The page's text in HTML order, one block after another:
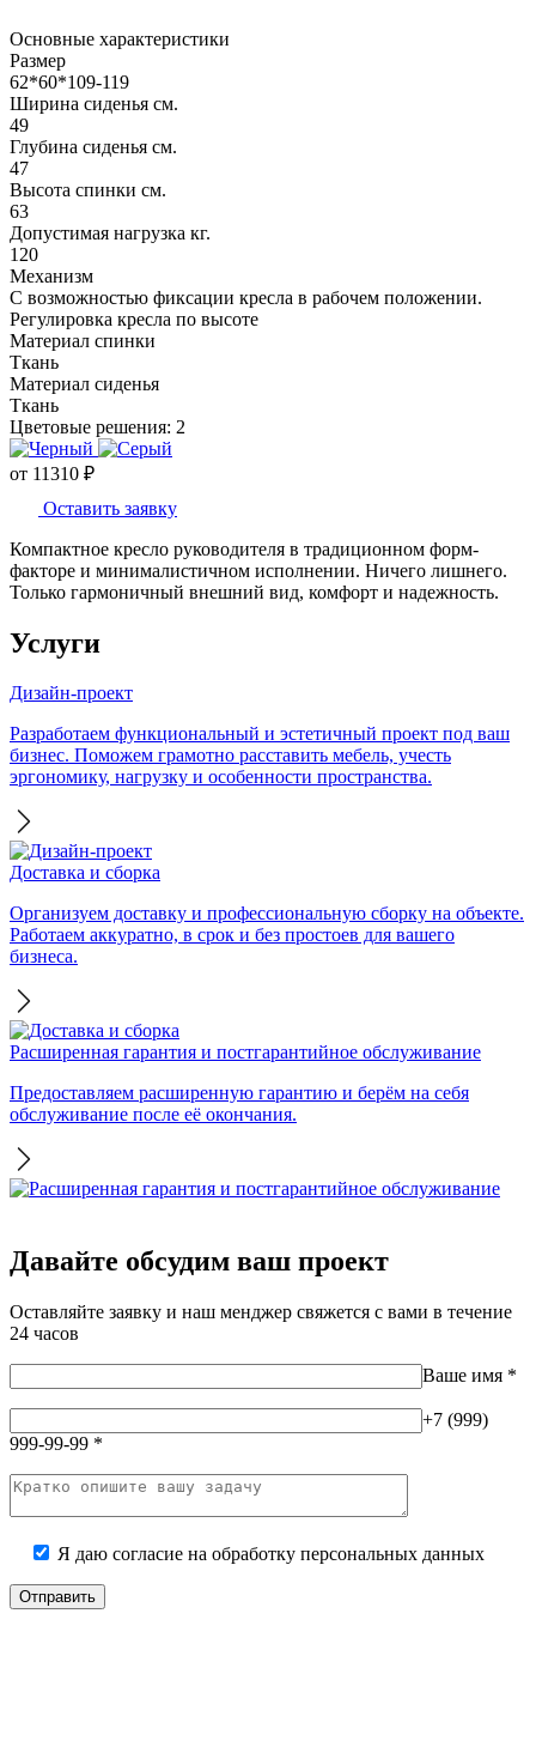
Основные характеристики
Размер
62*60*109-119
Ширина сиденья см.
49
Глубина сиденья см.
47
Высота спинки см.
63
Допустимая нагрузка кг.
120
Механизм
С возможностью фиксации кресла в рабочем положении.
Регулировка кресла по высоте
Материал спинки
Ткань
Материал сиденья
Ткань
Цветовые решения: 2
от 11310 ₽
Оставить заявку
Компактное кресло руководителя в традиционном форм-
факторе и минималистичном исполнении. Ничего лишнего.
Только гармоничный внешний вид, комфорт и надежность.
Услуги
Дизайн-проект
Разработаем функциональный и эстетичный проект под ваш
бизнес. Поможем грамотно расставить мебель, учесть
эргономику, нагрузку и особенности пространства.
Доставка и сборка
Организуем доставку и профессиональную сборку на объекте.
Работаем аккуратно, в срок и без простоев для вашего
бизнеса.
Расширенная гарантия и постгарантийное обслуживание
Предоставляем расширенную гарантию и берём на себя
обслуживание после её окончания.
Давайте обсудим ваш проект
Оставляйте заявку и наш менджер свяжется с вами в течение
24 часов
Ваше имя *
+7 (999)
999-99-99 *
Я даю согласие на обработку персональных данных